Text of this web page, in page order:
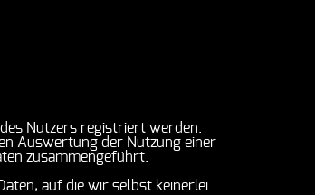
Nutzers registriert werden.
Auswertung der Nutzung einer
zusammengeführt.
auf die wir selbst keinerlei